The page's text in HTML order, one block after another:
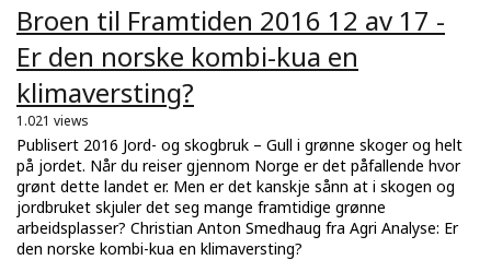
Broen til Framtiden 2016 12 av 17 -
Er den norske kombi-kua en
klimaversting?
1.021 views
Publisert 2016 Jord- og skogbruk – Gull i grønne skoger og helt
på jordet. Når du reiser gjennom Norge er det påfallende hvor
grønt dette landet er. Men er det kanskje sånn at i skogen og
jordbruket skjuler det seg mange framtidige grønne
arbeidsplasser? Christian Anton Smedhaug fra Agri Analyse: Er
den norske kombi-kua en klimaversting?